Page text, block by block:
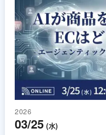
2026
03/25 (水)